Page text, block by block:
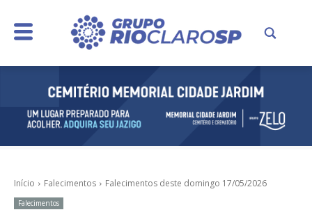
Início Falecimentos Falecimentos deste domingo 17/05/2026
Falecimentos